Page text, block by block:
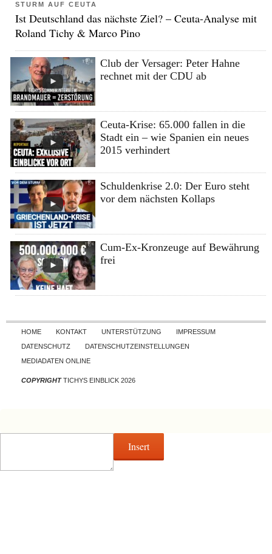
STURM AUF CEUTA
Ist Deutschland das nächste Ziel? – Ceuta-Analyse mit
Roland Tichy & Marco Pino
Club der Versager: Peter Hahne
rechnet mit der CDU ab
Ceuta-Krise: 65.000 fallen in die
Stadt ein – wie Spanien ein neues
2015 verhindert
Schuldenkrise 2.0: Der Euro steht
vor dem nächsten Kollaps
Cum-Ex-Kronzeuge auf Bewährung
frei
Skip to content
HOME KONTAKT UNTERSTÜTZUNG
IMPRESSUM
DATENSCHUTZ
DATENSCHUTZEINSTELLUNGEN
MEDIADATEN ONLINE
COPYRIGHTTICHYS EINBLICK 2026
Insert